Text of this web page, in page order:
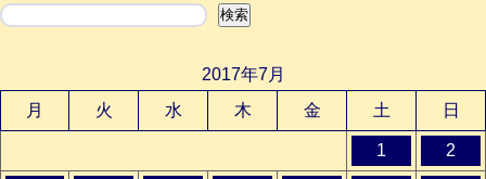
検索 検索
2017年7月
月
火 水 木 金 土 日
1 2